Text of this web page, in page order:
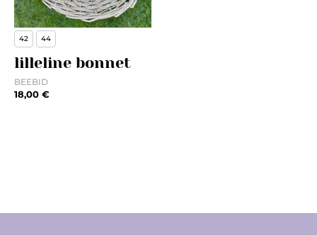
42 44
lilleline bonnet
BEEBID
18,00 €